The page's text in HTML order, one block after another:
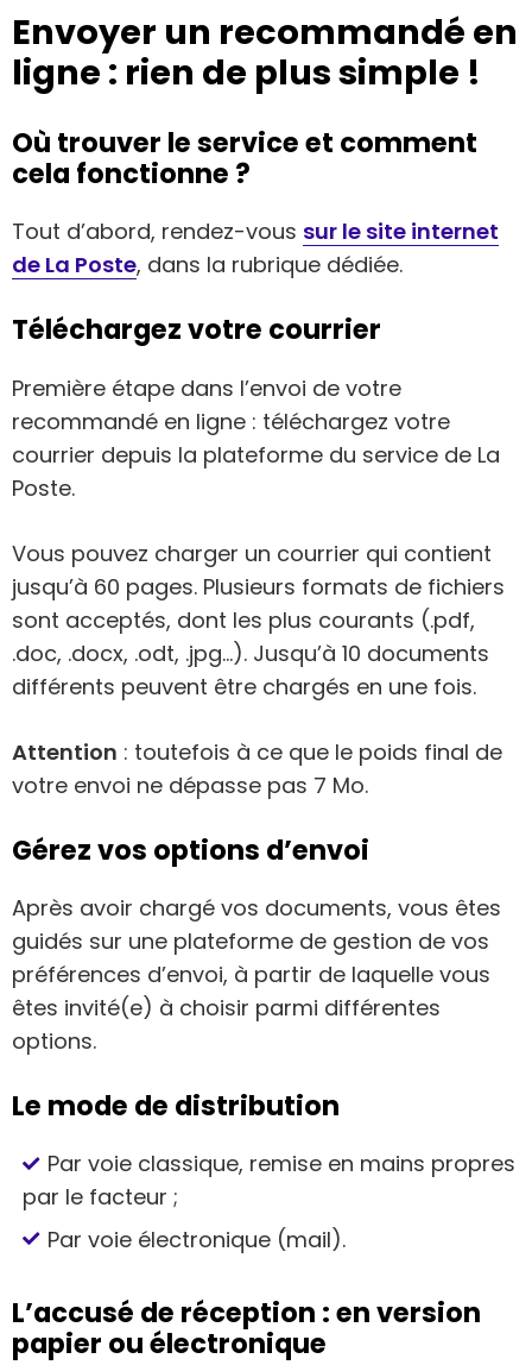
Envoyer un recommandé en
ligne : rien de plus simple !
Où trouver le service et comment
cela fonctionne ?
Tout d’abord, rendez-vous sur le site internet
de La Poste, dans la rubrique dédiée.
Téléchargez votre courrier
Première étape dans l’envoi de votre
recommandé en ligne : téléchargez votre
courrier depuis la plateforme du service de La
Poste.
Vous pouvez charger un courrier qui contient
jusqu’à 60 pages. Plusieurs formats de fichiers
sont acceptés, dont les plus courants (.pdf,
.doc, .docx, .odt, .jpg…). Jusqu’à 10 documents
différents peuvent être chargés en une fois.
Attention : toutefois à ce que le poids final de
votre envoi ne dépasse pas 7 Mo.
Gérez vos options d’envoi
Après avoir chargé vos documents, vous êtes
guidés sur une plateforme de gestion de vos
préférences d’envoi, à partir de laquelle vous
êtes invité(e) à choisir parmi différentes
options.
​Le mode de distribution
Par voie classique, remise en mains propres
par le facteur ;
Par voie électronique (mail).
L’accusé de réception : en version
papier ou électronique